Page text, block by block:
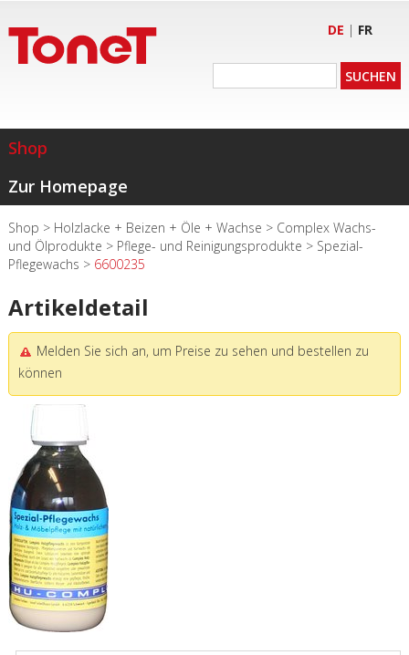
DE | FR
Shop
Zur Homepage
Shop > Holzlacke + Beizen + Öle + Wachse > Complex Wachs-
und Ölprodukte > Pflege- und Reinigungsprodukte > Spezial-
Pflegewachs > 6600235
Artikeldetail
Melden Sie sich an, um Preise zu sehen und bestellen zu
können